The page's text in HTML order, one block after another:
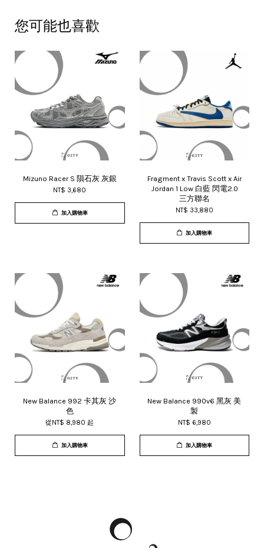
您可能也喜歡
Mizuno Racer S 隕石灰 灰銀
NT$ 3,680
加入購物車
Fragment x Travis Scott x Air
Jordan 1 Low 白藍 閃電2.0
三方聯名
NT$ 33,880
加入購物車
New Balance 992 卡其灰 沙
色
從NT$ 8,980起
加入購物車
New Balance 990v6 黑灰 美
製
NT$ 6,980
加入購物車